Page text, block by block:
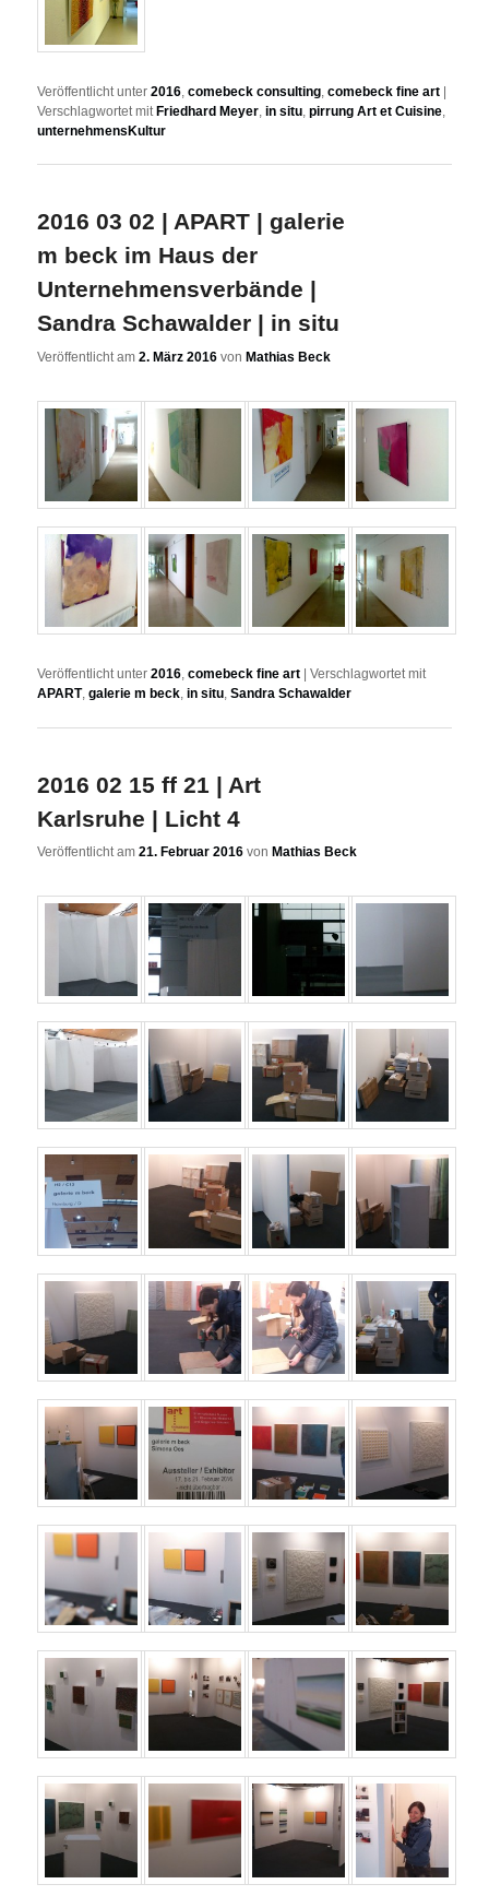
Veröffentlicht unter 2016,comebeck consulting,comebeck fine art
Verschlagwortet mit Friedhard Meyer,in situ,pirrung Art et Cuisine,
unternehmensKultur
2016 03 02 | APART | galerie
m beck im Haus der
Unternehmensverbände |
Sandra Schawalder | in situ
Veröffentlicht am2. März 2016 vonMathias Beck
Veröffentlicht unter 2016,comebeck fine art |Verschlagwortet mit
APART,galerie m beck,in situ,Sandra Schawalder
2016 02 15 ff 21 | Art
Karlsruhe | Licht 4
Veröffentlicht am21. Februar 2016 von Mathias Beck